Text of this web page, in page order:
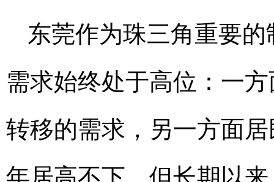
东莞作为珠三角重要
需求始终处于高位：一
转移的需求，另一方面